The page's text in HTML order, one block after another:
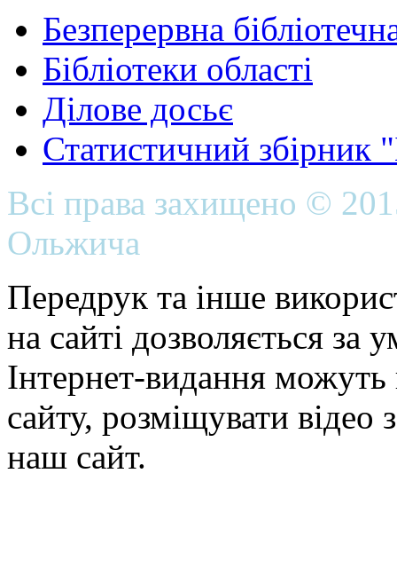
Безперервна
Бібліотеки області
Ділове досьє
Статистичний
Всі права захищено ©
Ольжича
Передрук та інше
на сайті дозволяється
Інтернет-видання можуть
сайту, розміщувати відео
наш сайт.